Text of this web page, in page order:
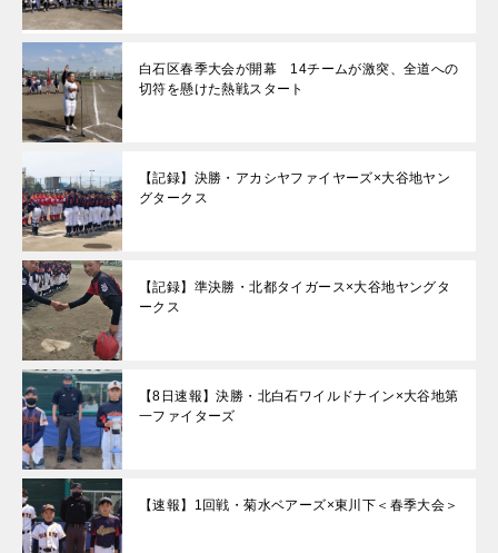
白石区春季大会が開幕 14チームが激突、全道への
切符を懸けた熱戦スタート
【記録】決勝・アカシヤファイヤーズ×大谷地ヤン
グタークス
【記録】準決勝・北都タイガース×大谷地ヤングタ
ークス
【8日速報】決勝・北白石ワイルドナイン×大谷地第
一ファイターズ
【速報】1回戦・菊水ベアーズ×東川下＜春季大会＞